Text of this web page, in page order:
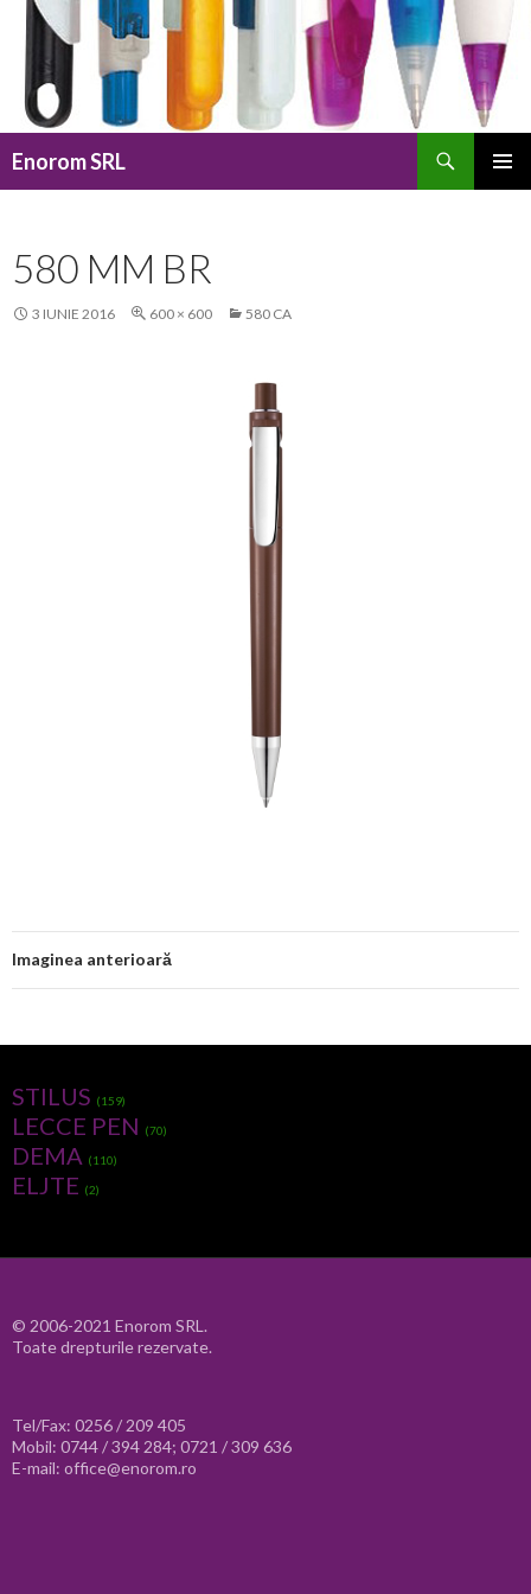
Enorom SRL
580 MM BR
3 IUNIE 2016 600 × 600 580 CA
Imaginea anterioară
STILUS (159)
LECCE PEN (70)
DEMA (110)
ELJTE (2)
© 2006-2021 Enorom SRL.
Toate drepturile rezervate.
Tel/Fax: 0256 / 209 405
Mobil: 0744 / 394 284; 0721 / 309 636
E-mail: office@enorom.ro